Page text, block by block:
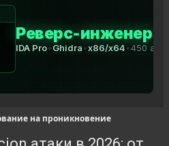
на проникновение